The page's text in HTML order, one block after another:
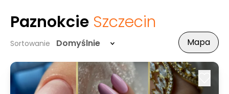
Paznokcie Szczecin
Sortowanie Domyślnie Mapa